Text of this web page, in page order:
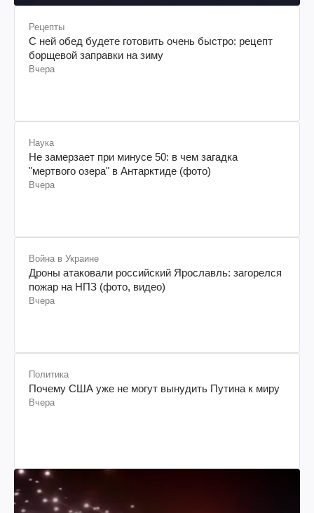
Рецепты
С ней обед будете готовить очень быстро: рецепт
борщевой заправки на зиму
Наука
Не замерзает при минусе 50: в чем загадка
"мертвого озера" в Антарктиде (фото)
Война в Украине
Дроны атаковали российский Ярославль: загорелся
пожар на НПЗ (фото, видео)
Политика
Почему США уже не могут вынудить Путина к миру